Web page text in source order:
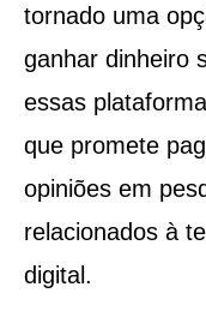
tornado uma
ganhar dinheiro
essas
que promete
opiniões em
relacionados à
digital.